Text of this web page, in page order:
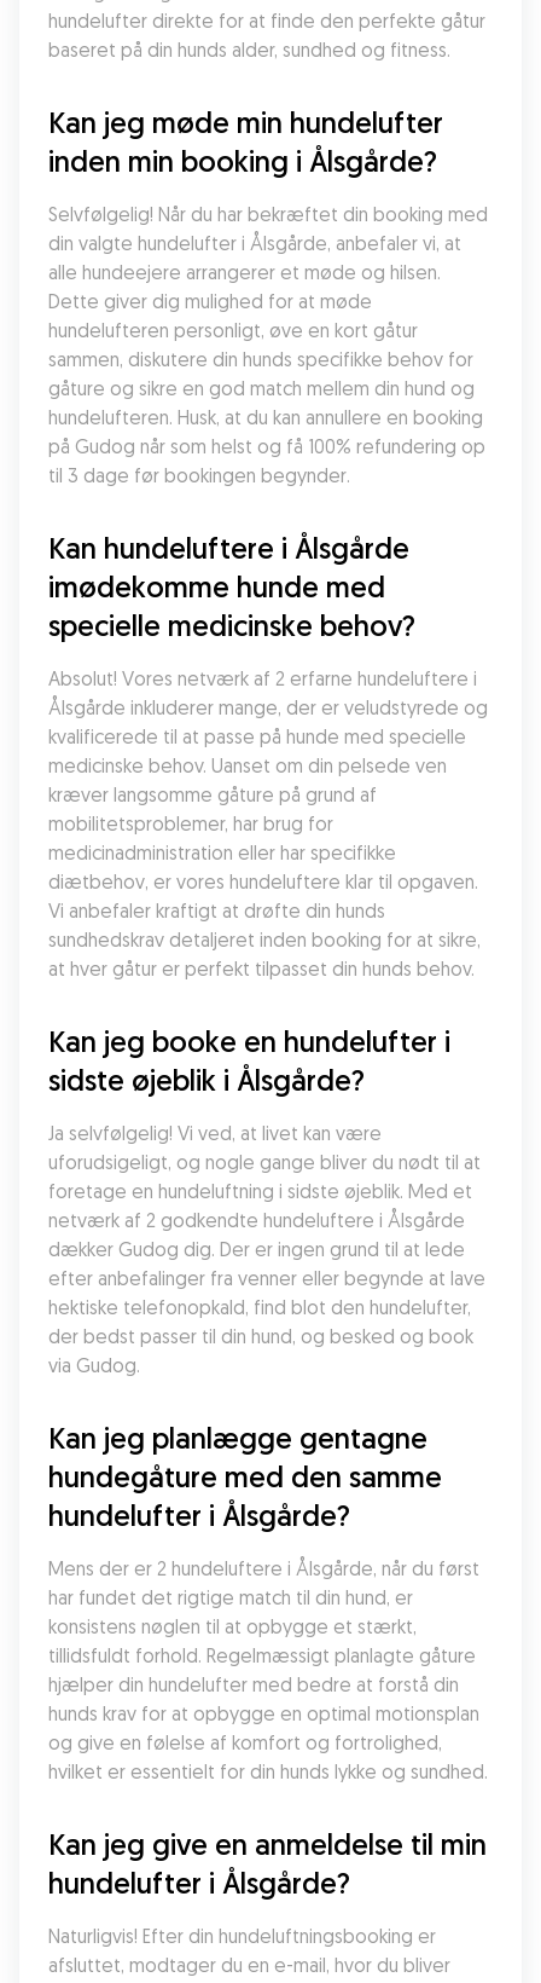
hundelufter direkte for at finde den perfekte gåtur
baseret på din hunds alder, sundhed og fitness.
Kan jeg møde min hundelufter
inden min booking i Ålsgårde?
Selvfølgelig! Når du har bekræftet din booking med
din valgte hundelufter i Ålsgårde, anbefaler vi, at
alle hundeejere arrangerer et møde og hilsen.
Dette giver dig mulighed for at møde
hundelufteren personligt, øve en kort gåtur
sammen, diskutere din hunds specifikke behov for
gåture og sikre en god match mellem din hund og
hundelufteren. Husk, at du kan annullere en booking
på Gudog når som helst og få 100% refundering op
til 3 dage før bookingen begynder.
Kan hundeluftere i Ålsgårde
imødekomme hunde med
specielle medicinske behov?
Absolut! Vores netværk af 2 erfarne hundeluftere i
Ålsgårde inkluderer mange, der er veludstyrede og
kvalificerede til at passe på hunde med specielle
medicinske behov. Uanset om din pelsede ven
kræver langsomme gåture på grund af
mobilitetsproblemer, har brug for
medicinadministration eller har specifikke
diætbehov, er vores hundeluftere klar til opgaven.
Vi anbefaler kraftigt at drøfte din hunds
sundhedskrav detaljeret inden booking for at sikre,
at hver gåtur er perfekt tilpasset din hunds behov.
Kan jeg booke en hundelufter i
sidste øjeblik i Ålsgårde?
Ja selvfølgelig! Vi ved, at livet kan være
uforudsigeligt, og nogle gange bliver du nødt til at
foretage en hundeluftning i sidste øjeblik. Med et
netværk af 2 godkendte hundeluftere i Ålsgårde
dækker Gudog dig. Der er ingen grund til at lede
efter anbefalinger fra venner eller begynde at lave
hektiske telefonopkald, find blot den hundelufter,
der bedst passer til din hund, og besked og book
via Gudog.
Kan jeg planlægge gentagne
hundegåture med den samme
hundelufter i Ålsgårde?
Mens der er 2 hundeluftere i Ålsgårde, når du først
har fundet det rigtige match til din hund, er
konsistens nøglen til at opbygge et stærkt,
tillidsfuldt forhold. Regelmæssigt planlagte gåture
hjælper din hundelufter med bedre at forstå din
hunds krav for at opbygge en optimal motionsplan
og give en følelse af komfort og fortrolighed,
hvilket er essentielt for din hunds lykke og sundhed.
Kan jeg give en anmeldelse til min
hundelufter i Ålsgårde?
Naturligvis! Efter din hundeluftningsbooking er
afsluttet, modtager du en e-mail, hvor du bliver